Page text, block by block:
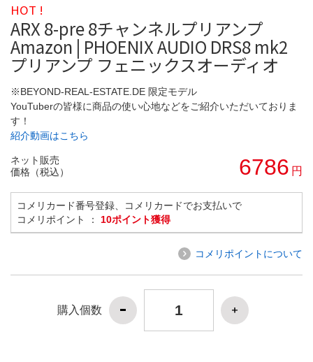
HOT !
ARX 8-pre 8チャンネルプリアンプ
Amazon | PHOENIX AUDIO DRS8 mk2
プリアンプ フェニックスオーディオ
※BEYOND-REAL-ESTATE.DE 限定モデル
YouTuberの皆様に商品の使い心地などをご紹介いただいておりま
す！
紹介動画はこちら
ネット販売
価格（税込）
6786 円
コメリカード番号登録、コメリカードでお支払いで
コメリポイント ： 10ポイント獲得
コメリポイントについて
購入個数